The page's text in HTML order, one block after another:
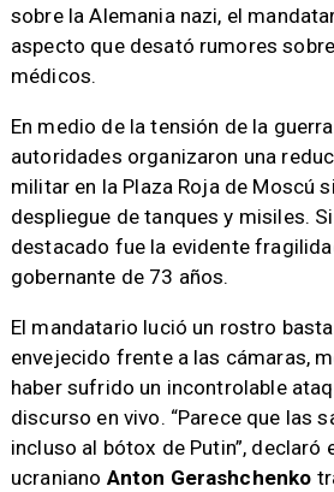
sobre la Alemania nazi, el
aspecto que desató rumores
médicos.
En medio de la tensión de la
autoridades organizaron una
militar en la Plaza Roja de Moscú
despliegue de tanques y misiles.
destacado fue la evidente
gobernante de 73 años.
El mandatario lució un rostro
envejecido frente a las cámaras,
haber sufrido un incontrolable
discurso en vivo. “Parece que las
incluso al bótox de Putin”, declaró
ucraniano Anton Gerashchenko